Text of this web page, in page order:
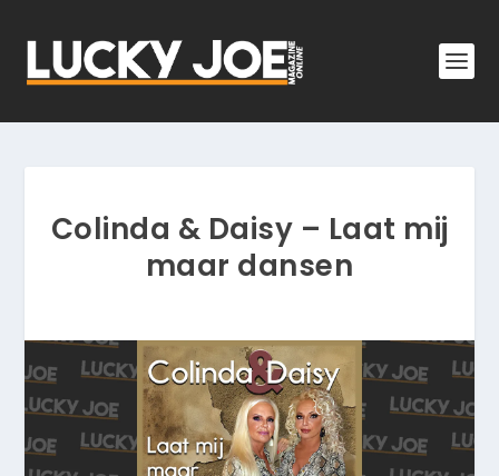
Colinda & Daisy – Laat mij
maar dansen